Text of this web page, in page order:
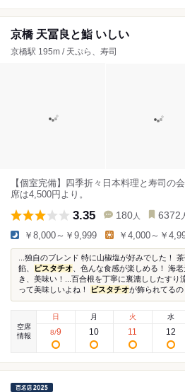
京橋 天冨良と鮨 いしい
京橋駅 195m / 天ぷら、寿司
【個室完備】四季折々日本料理と寿司の
席は4,500円より。
3.35 180 人 6372
￥8,000～￥9,999 ￥4,000～￥
...独自のブレンド 特に山椒塩が好みでした！
餡、
ピスタチオ 、色んな食感が楽しめる！ 海
き、美味い！...百合根を丁寧に裏漉ししたすり
って美味しいよね！
ピスタチオが飾られてるの
空席
情報
日
8/9
月
10
火
11
水
12